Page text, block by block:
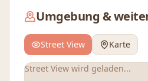
Umgebung &
Street View Karte
Street View wird geladen...